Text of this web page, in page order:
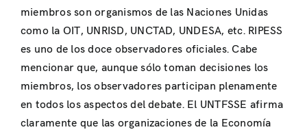
miembros son organismos de las Naciones Unidas
como la OIT, UNRISD, UNCTAD, UNDESA, etc. RIPESS
es uno de los doce observadores oficiales. Cabe
mencionar que, aunque sólo toman decisiones los
miembros, los observadores participan plenamente
en todos los aspectos del debate. El UNTFSSE afirma
claramente que las organizaciones de la Economía